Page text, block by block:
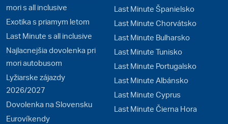
mori s all inclusive
Exotika s priamym letom
Last Minute s all inclusive
Najlacnejšia dovolenka pri
mori autobusom
Lyžiarske zájazdy
2026/2027
Dovolenka na Slovensku
Eurovíkendy
Last Minute Španielsko
Last Minute Chorvátsko
Last Minute Bulharsko
Last Minute Tunisko
Last Minute Portugalsko
Last Minute Albánsko
Last Minute Cyprus
Last Minute Čierna Hora